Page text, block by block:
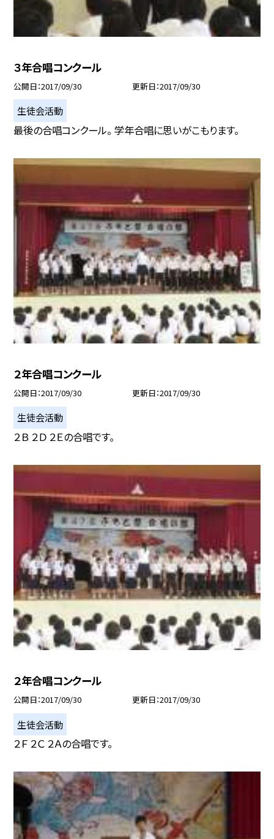
３年合唱コンクール
公開日 2017/09/30 更新日 2017/09/30
生徒会活動
最後の合唱コンクール。 学年合唱に思いがこもります。
２年合唱コンクール
公開日 2017/09/30 更新日 2017/09/30
生徒会活動
２Ｂ ２Ｄ ２Ｅの合唱です。
２年合唱コンクール
公開日 2017/09/30 更新日 2017/09/30
生徒会活動
２Ｆ ２Ｃ ２Ａの合唱です。